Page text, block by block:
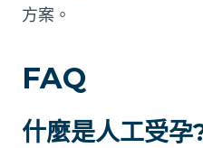
方案。
FAQ
什麼是人工受孕